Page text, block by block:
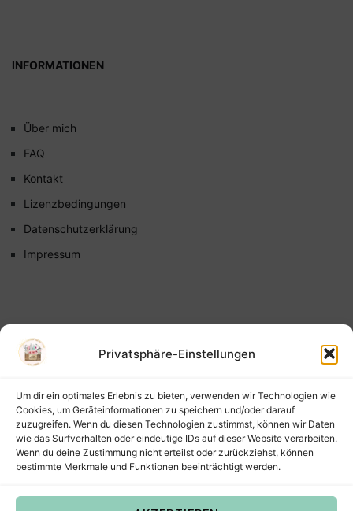
Privatsphäre-Einstellungen
Um dir ein optimales Erlebnis zu bieten, verwenden wir Technologien wie
Cookies, um Geräteinformationen zu speichern und/oder darauf
zuzugreifen. Wenn du diesen Technologien zustimmst, können wir Daten
wie das Surfverhalten oder eindeutige IDs auf dieser Website verarbeiten.
Wenn du deine Zustimmung nicht erteilst oder zurückziehst, können
bestimmte Merkmale und Funktionen beeinträchtigt werden.
INFORMATIONEN
Über mich
FAQ
Kontakt
Lizenzbedingungen
Datenschutzerklärung
Impressum